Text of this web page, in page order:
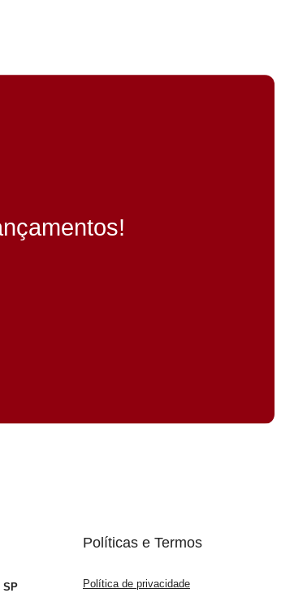
SP
Políticas e Termos
Política de privacidade